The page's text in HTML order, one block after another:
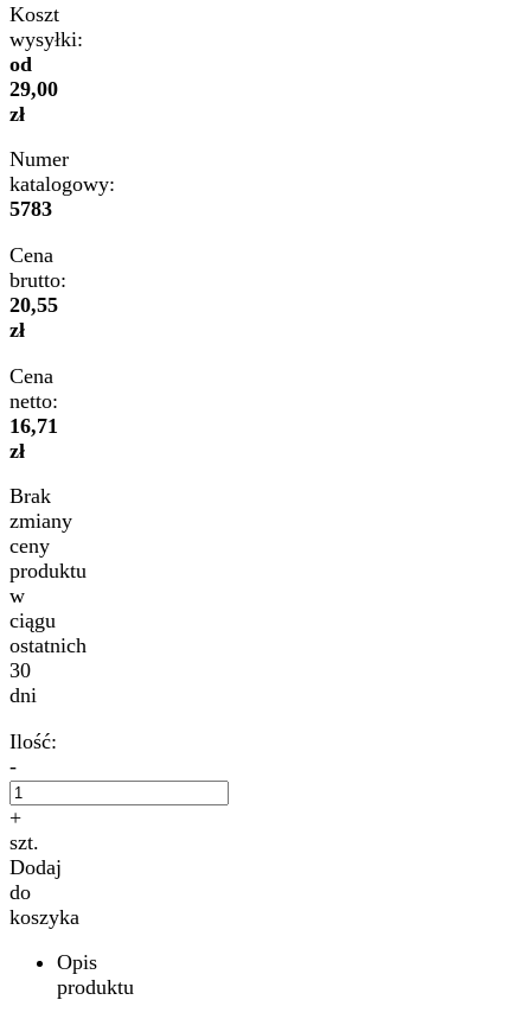
Koszt
wysyłki:
od
29,00
zł
Numer
katalogowy:
5783
Cena
brutto:
20,55
zł
Cena
netto:
16,71
zł
Brak
zmiany
ceny
produktu
w
ciągu
ostatnich
30
dni
Ilość:
-
+
szt.
Dodaj
do
koszyka
Opis
produktu